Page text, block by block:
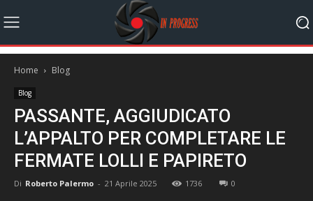
Home Blog
Blog
PASSANTE, AGGIUDICATO
L’APPALTO PER COMPLETARE LE
FERMATE LOLLI E PAPIRETO
Di Roberto Palermo - 21 Aprile 2025 1736 0